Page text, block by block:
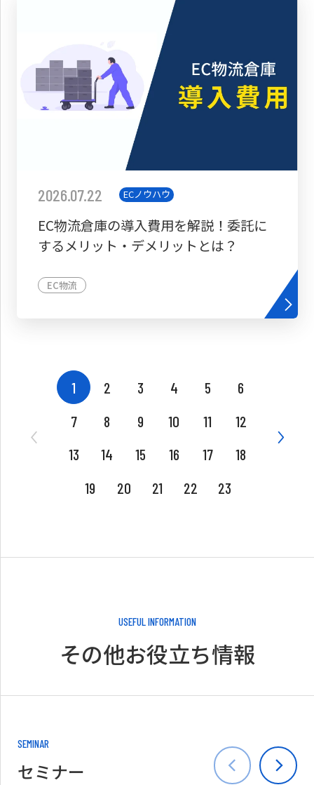
2026.07.22 ECノウハウ
EC物流倉庫の導入費用を解説！委託に
するメリット・デメリットとは？
EC物流
1 2 3 4 5
6
7
8 9 10 11
12
13
14 15 16 17
18
19
20 21 22 23
USEFUL INFORMATION
その他お役立ち情報
SEMINAR
セミナー